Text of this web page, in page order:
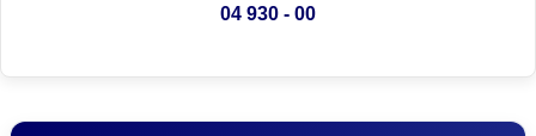
04 930 - 00